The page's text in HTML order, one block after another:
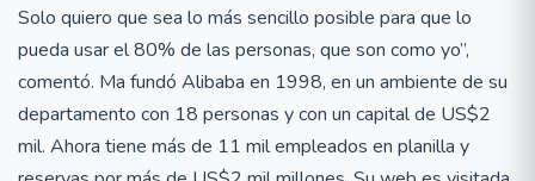
Solo quiero que sea lo más sencillo posible para que lo
pueda usar el 80% de las personas, que son como yo”,
comentó. Ma fundó Alibaba en 1998, en un ambiente de su
departamento con 18 personas y con un capital de US$2
mil. Ahora tiene más de 11 mil empleados en planilla y